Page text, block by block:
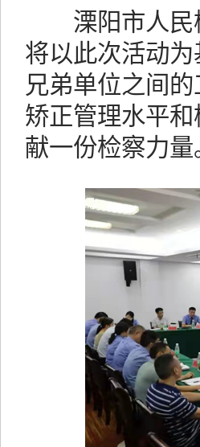
溧阳市人民
将以此次活动
兄弟单位之间
矫正管理水平
献一份检察力量